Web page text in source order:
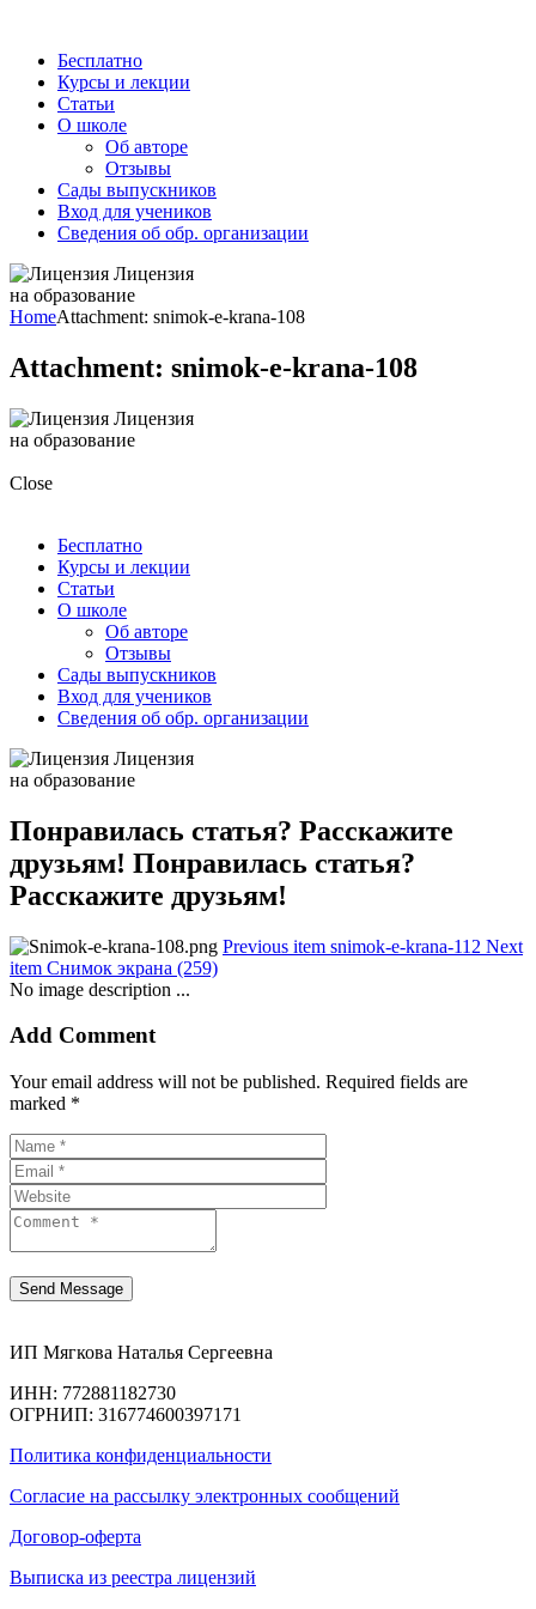
Бесплатно
Курсы и лекции
Статьи
О школе
Об авторе
Отзывы
Сады выпускников
Вход для учеников
Сведения об обр. организации
Лицензия
на образование
HomeAttachment: snimok-e-krana-108
Attachment: snimok-e-krana-108
Лицензия
на образование
Close
Бесплатно
Курсы и лекции
Статьи
О школе
Об авторе
Отзывы
Сады выпускников
Вход для учеников
Сведения об обр. организации
Лицензия
на образование
Понравилась статья? Расскажите
друзьям! Понравилась статья?
Расскажите друзьям!
Previous item snimok-e-krana-112 Next
item Снимок экрана (259)
No image description ...
Add Comment
Your email address will not be published. Required fields are
marked *
ИП Мягкова Наталья Сергеевна
ИНН: 772881182730
ОГРНИП: 316774600397171
Политика конфиденциальности
Согласие на рассылку электронных сообщений
Договор-оферта
Выписка из реестра лицензий